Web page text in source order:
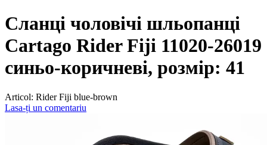
Сланці чоловічі шльопанці
Cartago Rider Fiji 11020-26019
синьо-коричневі, розмір: 41
Articol: Rider Fiji blue-brown
Lasa-ți un comentariu